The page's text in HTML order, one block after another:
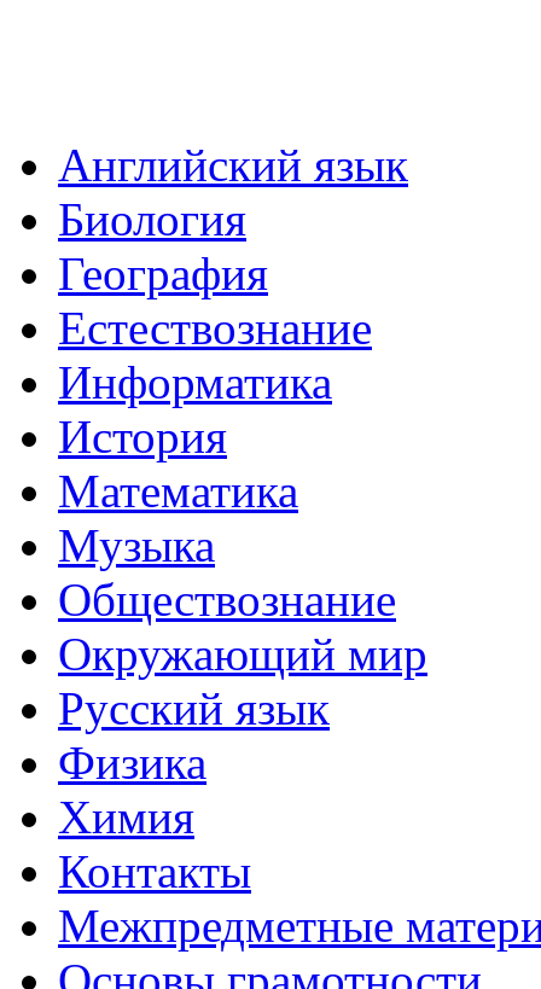
Английский язык
Биология
География
Естествознание
Информатика
История
Математика
Музыка
Обществознание
Окружающий мир
Русский язык
Физика
Химия
Контакты
Межпредметные